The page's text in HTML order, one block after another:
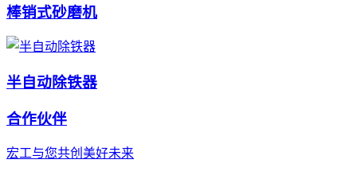
棒销式砂磨机
半自动除铁器
合作伙伴
宏工与您共创美好未来